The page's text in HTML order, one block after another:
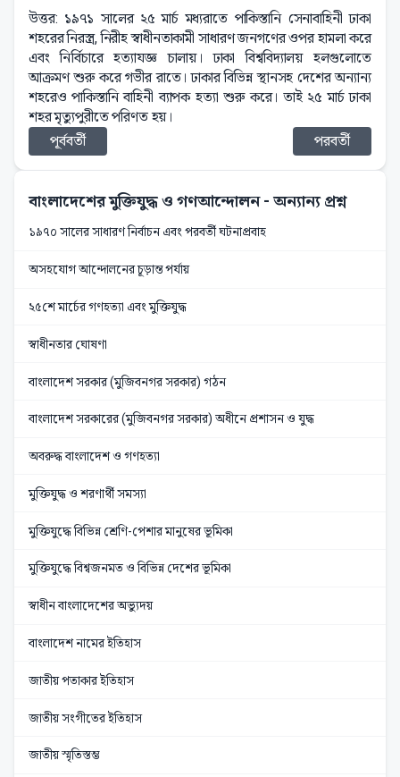
উত্তর: ১৯৭১ সালের ২৫ মার্চ মধ্যরাতে পাকিস্তানি সেনাবাহিনী ঢাকা
শহরের নিরস্ত্র, নিরীহ স্বাধীনতাকামী সাধারণ জনগণের ওপর হামলা করে
এবং নির্বিচারে হত্যাযজ্ঞ চালায়। ঢাকা বিশ্ববিদ্যালয় হলগুলোতে
আক্রমণ শুরু করে গভীর রাতে। ঢাকার বিভিন্ন স্থানসহ দেশের অন্যান্য
শহরেও পাকিস্তানি বাহিনী ব্যাপক হত্যা শুরু করে। তাই ২৫ মার্চ ঢাকা
শহর মৃত্যুপুরীতে পরিণত হয়।
পূর্ববর্তী
পরবর্তী
বাংলাদেশের মুক্তিযুদ্ধ ও গণআন্দোলন- অন্যান্য প্রশ্ন
১৯৭০ সালের সাধারণ নির্বাচন এবং পরবর্তী ঘটনাপ্রবাহ
অসহযোগ আন্দোলনের চূড়ান্ত পর্যায়
২৫শে মার্চের গণহত্যা এবং মুক্তিযুদ্ধ
স্বাধীনতার ঘোষণা
বাংলাদেশ সরকার (মুজিবনগর সরকার) গঠন
বাংলাদেশ সরকারের (মুজিবনগর সরকার) অধীনে প্রশাসন ও যুদ্ধ
অবরুদ্ধ বাংলাদেশ ও গণহত্যা
মুক্তিযুদ্ধ ও শরণার্থী সমস্যা
মুক্তিযুদ্ধে বিভিন্ন শ্রেণি-পেশার মানুষের ভূমিকা
মুক্তিযুদ্ধে বিশ্বজনমত ও বিভিন্ন দেশের ভূমিকা
স্বাধীন বাংলাদেশের অভ্যুদয়
বাংলাদেশ নামের ইতিহাস
জাতীয় পতাকার ইতিহাস
জাতীয় সংগীতের ইতিহাস
জাতীয় স্মৃতিস্তম্ভ